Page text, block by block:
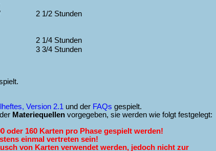
2 1/2 Stunden
2 1/4 Stunden
3 3/4 Stunden
Version 2.1 und der FAQs gespielt.
Materiequellen vorgegeben, sie werden wie folgt festgelegt:
oder 160 Karten pro Phase gespielt werden!
einmal vertreten sein!
von Karten verwendet werden, jedoch nicht zur